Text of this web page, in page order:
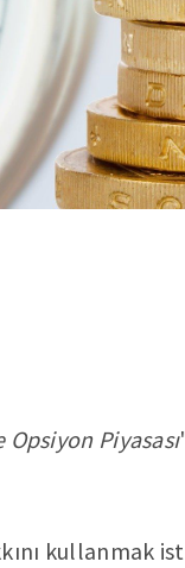
Piyasası
kullanmak